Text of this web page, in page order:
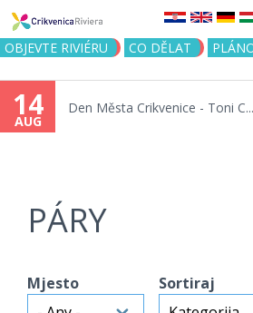
Jump to
OBJEVTE RIVIÉRU CO DĚLAT
14
AUG
Den Města Crikvenice - Toni C...
PÁRY
Mjesto Sortiraj